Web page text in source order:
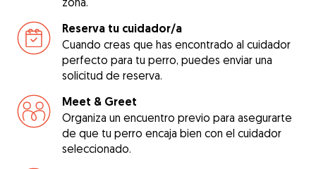
Reserva tu cuidador/a
Cuando creas que has encontrado al cuidador
perfecto para tu perro, puedes enviar una
solicitud de reserva.
Meet & Greet
Organiza un encuentro previo para asegurarte
de que tu perro encaja bien con el cuidador
seleccionado.